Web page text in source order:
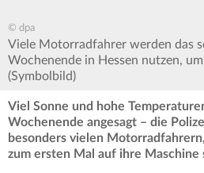
© dpa
Viele Motorradfahrer werden das
Wochenende in Hessen nutzen,
(Symbolbild)
Viel Sonne und hohe
Wochenende angesagt – die
besonders vielen
zum ersten Mal auf ihre Maschine